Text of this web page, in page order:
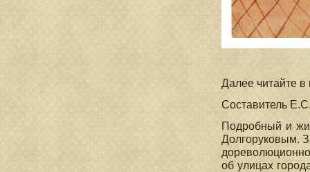
Далее читайте в
Составитель
Подробный и
Долгоруковым.
об улицах